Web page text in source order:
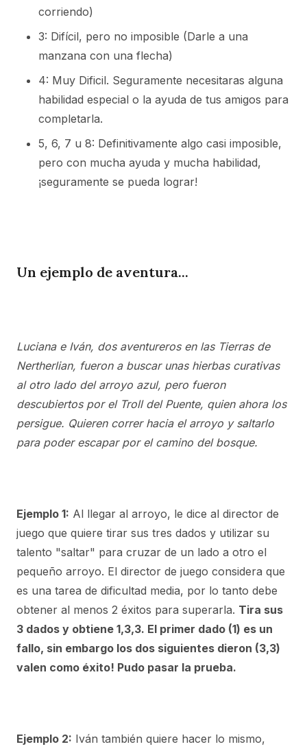
corriendo)
3: Difícil, pero no imposible (Darle a una
manzana con una flecha)
4: Muy Dificil. Seguramente necesitaras alguna
habilidad especial o la ayuda de tus amigos para
completarla.
5, 6, 7 u 8: Definitivamente algo casi imposible,
pero con mucha ayuda y mucha habilidad,
¡seguramente se pueda lograr!
Un ejemplo de aventura...
Luciana e Iván, dos aventureros en las Tierras de
Nertherlian, fueron a buscar unas hierbas curativas
al otro lado del arroyo azul, pero fueron
descubiertos por el Troll del Puente, quien ahora los
persigue. Quieren correr hacia el arroyo y saltarlo
para poder escapar por el camino del bosque.
Ejemplo 1: Al llegar al arroyo, le dice al director de
juego que quiere tirar sus tres dados y utilizar su
talento "saltar" para cruzar de un lado a otro el
pequeño arroyo. El director de juego considera que
es una tarea de dificultad media, por lo tanto debe
obtener al menos 2 éxitos para superarla. Tira sus
3 dados y obtiene 1,3,3. El primer dado (1) es un
fallo, sin embargo los dos siguientes dieron (3,3)
valen como éxito! Pudo pasar la prueba.
Ejemplo 2: Iván también quiere hacer lo mismo,